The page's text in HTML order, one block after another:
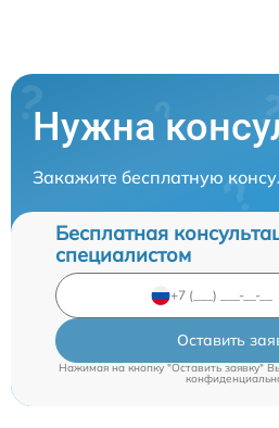
Нужна
Закажите бесплатную
Бесплатная
специалистом
Оставить
Нажимая на кнопку "Оставить заявку"